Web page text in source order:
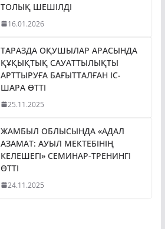
ТОЛЫҚ ШЕШІЛДІ
16.01.2026
ТАРАЗДА ОҚУШЫЛАР АРАСЫНДА
ҚҰҚЫҚТЫҚ САУАТТЫЛЫҚТЫ
АРТТЫРУҒА БАҒЫТТАЛҒАН ІС-
ШАРА ӨТТІ
25.11.2025
ЖАМБЫЛ ОБЛЫСЫНДА «АДАЛ
АЗАМАТ: АУЫЛ МЕКТЕБІНІҢ
КЕЛЕШЕГІ» СЕМИНАР-ТРЕНИНГІ
ӨТТІ
24.11.2025